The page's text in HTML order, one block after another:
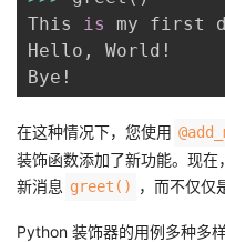
This is
my first
Hello ,
World!
在这种情况下，您使用
装饰函数添加了新功能。现
新消息 greet() ，而不仅仅
Python 装饰器的用例多种多